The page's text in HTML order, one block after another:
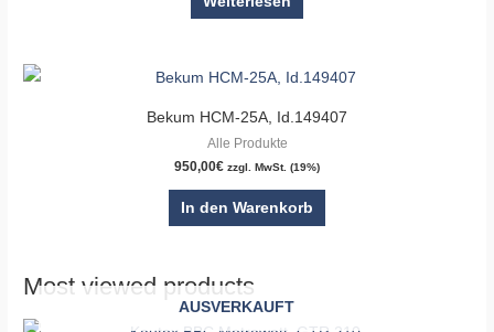
Bekum HCM-25A, Id.149407
Alle Produkte
950,00€ zzgl. MwSt. (19%)
In den Warenkorb
Most viewed products
AUSVERKAUFT